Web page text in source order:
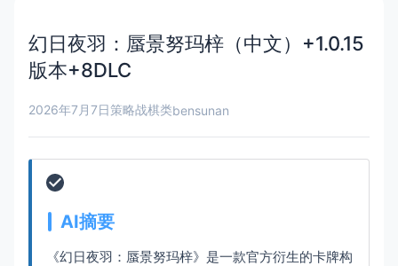
幻日夜羽：蜃景努玛梓（中文）+1.0.15
版本+8DLC
2026年7月7日策略战棋类bensunan
AI摘要
《幻日夜羽：蜃景努玛梓》是一款官方衍生的卡牌构